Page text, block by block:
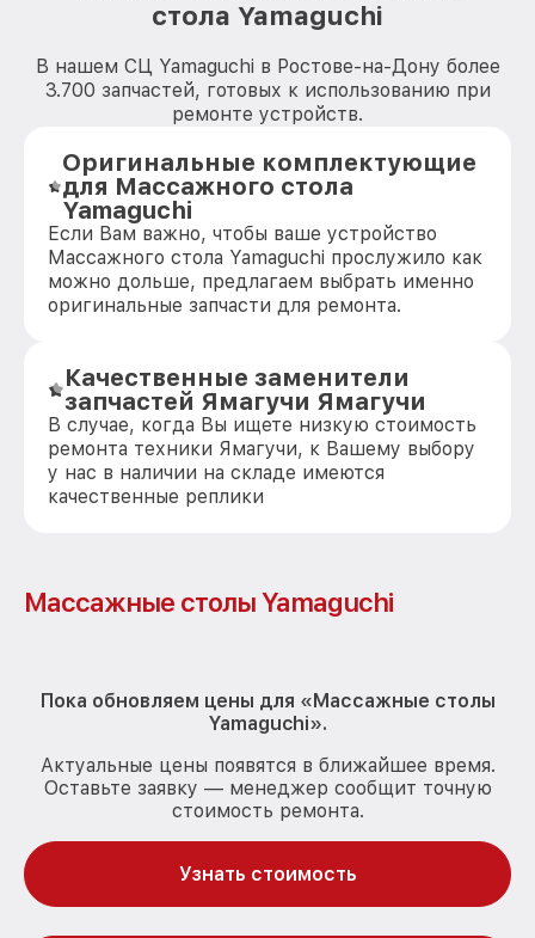
стола Yamaguchi
В нашем СЦ Yamaguchi в Ростове-на-Дону более
3.700 запчастей, готовых к использованию при
ремонте устройств.
Оригинальные комплектующие
для Массажного стола
Yamaguchi
Если Вам важно, чтобы ваше устройство
Массажного стола Yamaguchi прослужило как
можно дольше, предлагаем выбрать именно
оригинальные запчасти для ремонта.
Качественные заменители
запчастей Ямагучи Ямагучи
В случае, когда Вы ищете низкую стоимость
ремонта техники Ямагучи, к Вашему выбору
у нас в наличии на складе имеются
качественные реплики
Массажные столы Yamaguchi
Пока обновляем цены для «Массажные столы
Yamaguchi».
Актуальные цены появятся в ближайшее время.
Оставьте заявку — менеджер сообщит точную
стоимость ремонта.
Узнать стоимость